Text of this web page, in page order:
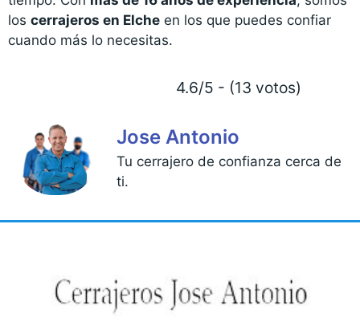
los cerrajeros en Elche en los que puedes confiar
cuando más lo necesitas.
4.6/5 - (13 votos)
Jose Antonio
Tu cerrajero de confianza cerca de
ti.